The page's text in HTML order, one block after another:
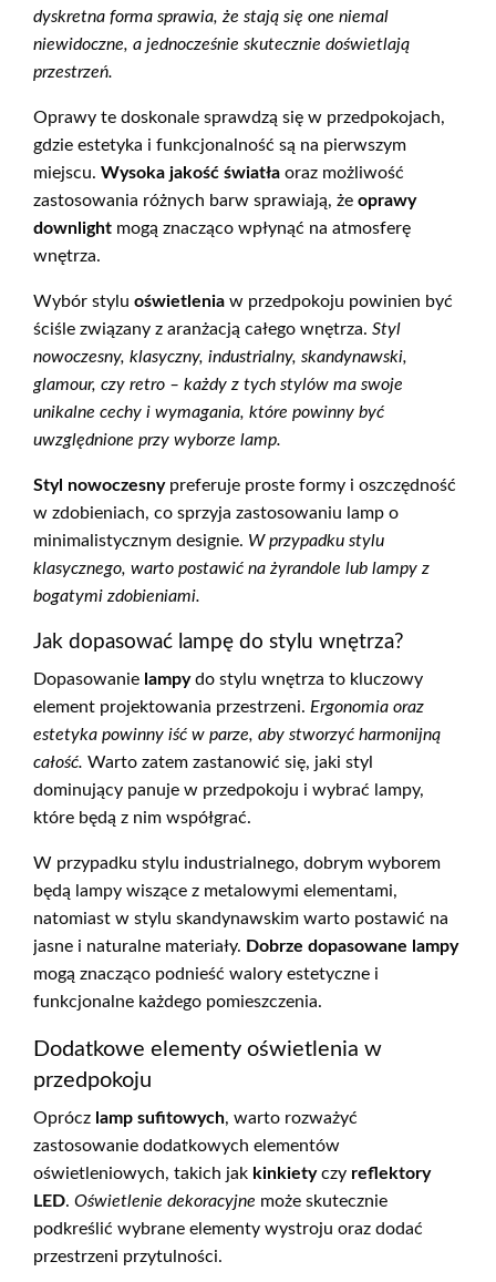
dyskretna forma sprawia, że stają się one niemal
niewidoczne, a jednocześnie skutecznie doświetlają
przestrzeń.
Oprawy te doskonale sprawdzą się w przedpokojach,
gdzie estetyka i funkcjonalność są na pierwszym
miejscu. Wysoka jakość światła oraz możliwość
zastosowania różnych barw sprawiają, że oprawy
downlight mogą znacząco wpłynąć na atmosferę
wnętrza.
Wybór stylu oświetlenia w przedpokoju powinien być
ściśle związany z aranżacją całego wnętrza. Styl
nowoczesny, klasyczny, industrialny, skandynawski,
glamour, czy retro – każdy z tych stylów ma swoje
unikalne cechy i wymagania, które powinny być
uwzględnione przy wyborze lamp.
Styl nowoczesnypreferuje proste formy i oszczędność
w zdobieniach, co sprzyja zastosowaniu lamp o
minimalistycznym designie. W przypadku stylu
klasycznego, warto postawić na żyrandole lub lampy z
bogatymi zdobieniami.
Jak dopasować lampę do stylu wnętrza?
Dopasowanie lampydo stylu wnętrza to kluczowy
element projektowania przestrzeni. Ergonomia oraz
estetyka powinny iść w parze, aby stworzyć harmonijną
całość. Warto zatem zastanowić się, jaki styl
dominujący panuje w przedpokoju i wybrać lampy,
które będą z nim współgrać.
W przypadku stylu industrialnego, dobrym wyborem
będą lampy wiszące z metalowymi elementami,
natomiast w stylu skandynawskim warto postawić na
jasne i naturalne materiały. Dobrze dopasowane lampy
mogą znacząco podnieść walory estetyczne i
funkcjonalne każdego pomieszczenia.
Dodatkowe elementy oświetlenia w
przedpokoju
Oprócz lamp sufitowych, warto rozważyć
zastosowanie dodatkowych elementów
oświetleniowych, takich jak kinkietyczy reflektory
LED. Oświetlenie dekoracyjne może skutecznie
podkreślić wybrane elementy wystroju oraz dodać
przestrzeni przytulności.